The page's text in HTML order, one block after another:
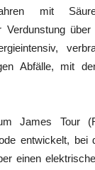
mit
Verdunstung
Abfälle, mit
James Tour
entwickelt, bei
einen